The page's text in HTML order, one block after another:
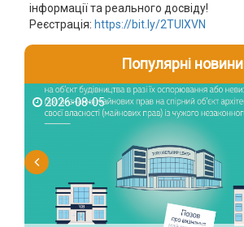
інформації та реального досвіду!
Реєстрація: https://bit.ly/2TUIXVN
Популярні новини
2026-08-05